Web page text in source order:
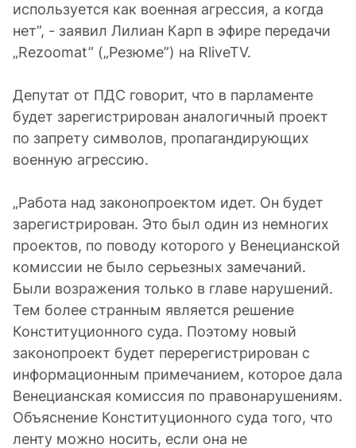
используется как военная агрессия, а когда
нет”, - заявил Лилиан Карп в эфире передачи
„Rezoomat” („Резюме”) на RliveTV.
Депутат от ПДС говорит, что в парламенте
будет зарегистрирован аналогичный проект
по запрету символов, пропагандирующих
военную агрессию.
„Работа над законопроектом идет. Он будет
зарегистрирован. Это был один из немногих
проектов, по поводу которого у Венецианской
комиссии не было серьезных замечаний.
Были возражения только в главе нарушений.
Тем более странным является решение
Конституционного суда. Поэтому новый
законопроект будет перерегистрирован с
информационным примечанием, которое дала
Венецианская комиссия по правонарушениям.
Объяснение Конституционного суда того, что
ленту можно носить, если она не